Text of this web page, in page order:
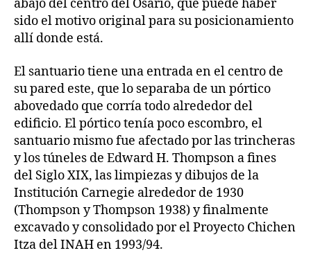
abajo del centro del Osario, que puede haber
sido el motivo original para su posicionamiento
allí donde está.
El santuario tiene una entrada en el centro de
su pared este, que lo separaba de un pórtico
abovedado que corría todo alrededor del
edificio. El pórtico tenía poco escombro, el
santuario mismo fue afectado por las trincheras
y los túneles de Edward H. Thompson a fines
del Siglo XIX, las limpiezas y dibujos de la
Institución Carnegie alrededor de 1930
(Thompson y Thompson 1938) y finalmente
excavado y consolidado por el Proyecto Chichen
Itza del INAH en 1993/94.